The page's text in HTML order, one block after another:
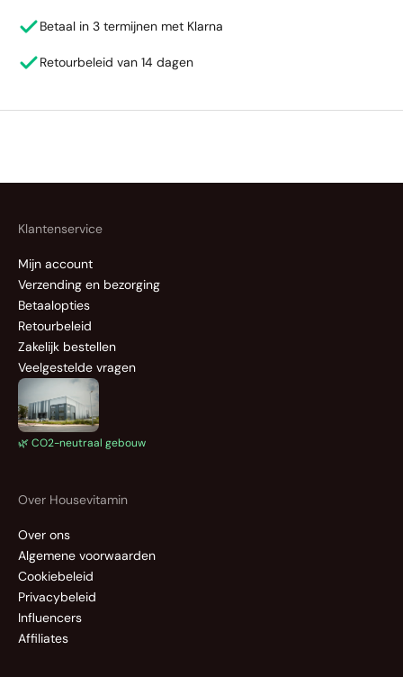
Betaal in 3 termijnen met Klarna
Retourbeleid van 14 dagen
Klantenservice
Mijn account
Verzending en bezorging
Betaalopties
Retourbeleid
Zakelijk bestellen
Veelgestelde vragen
🌿 CO2-neutraal gebouw
Over Housevitamin
Over ons
Algemene voorwaarden
Cookiebeleid
Privacybeleid
Influencers
Affiliates